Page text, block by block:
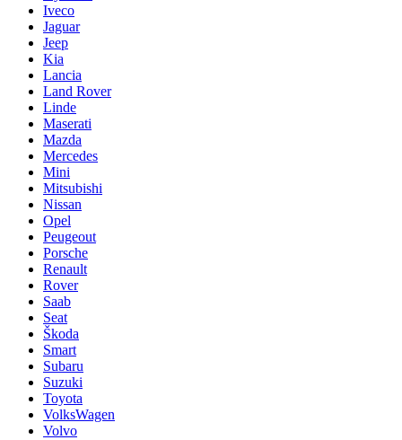
Iveco
Jaguar
Jeep
Kia
Lancia
Land Rover
Linde
Maserati
Mazda
Mercedes
Mini
Mitsubishi
Nissan
Opel
Peugeout
Porsche
Renault
Rover
Saab
Seat
Škoda
Smart
Subaru
Suzuki
Toyota
VolksWagen
Volvo